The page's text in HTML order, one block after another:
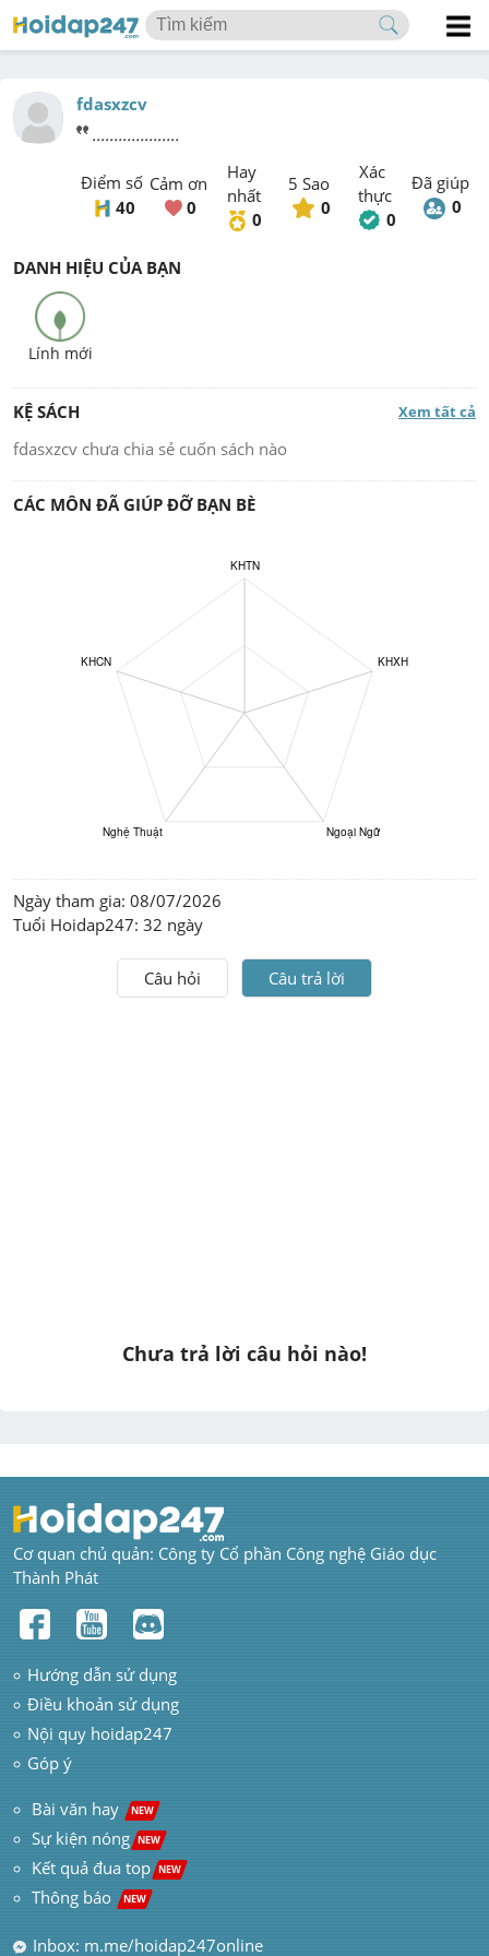
fdasxzcv
....................
40
Cảm ơn
0
Hay
nhất
0
5 Sao
0
Xác
thực
0
Đã giúp
0
DANH HIỆU CỦA BẠN
Lính mới
KỆ SÁCH Xem tất cả
fdasxzcv chưa chia sẻ cuốn sách nào
CÁC MÔN ĐÃ GIÚP ĐỠ BẠN BÈ
Ngày tham gia: 08/07/2026
Tuổi Hoidap247: 32 ngày
Câu hỏi Câu trả lời
Chưa trả lời câu hỏi nào!
Cơ quan chủ quản: Công ty Cổ phần Công nghệ Giáo dục
Thành Phát
Hướng dẫn sử dụng
Điều khoản sử dụng
Nội quy hoidap247
Góp ý
Bài văn hay NEW
Sự kiện nóng NEW
Kết quả đua top NEW
Thông báo NEW
Inbox: m.me/hoidap247online